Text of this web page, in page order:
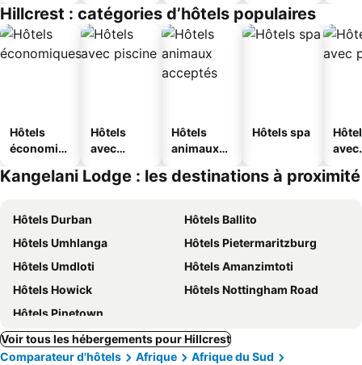
Hillcrest : catégories d’hôtels populaires
Hôtels
économiq
Hôtels
avec
Hôtels
animaux
Hôtels spa
avec
Kangelani Lodge : les destinations à proximité
Hôtels Durban
Hôtels Ballito
Hôtels Umhlanga
Hôtels Pietermaritzburg
Hôtels Umdloti
Hôtels Amanzimtoti
Hôtels Howick
Hôtels Nottingham Road
Hôtels Pinetown
Voir tous les hébergements pour Hillcrest
Comparateur d'hôtels
Afrique
Afrique du Sud